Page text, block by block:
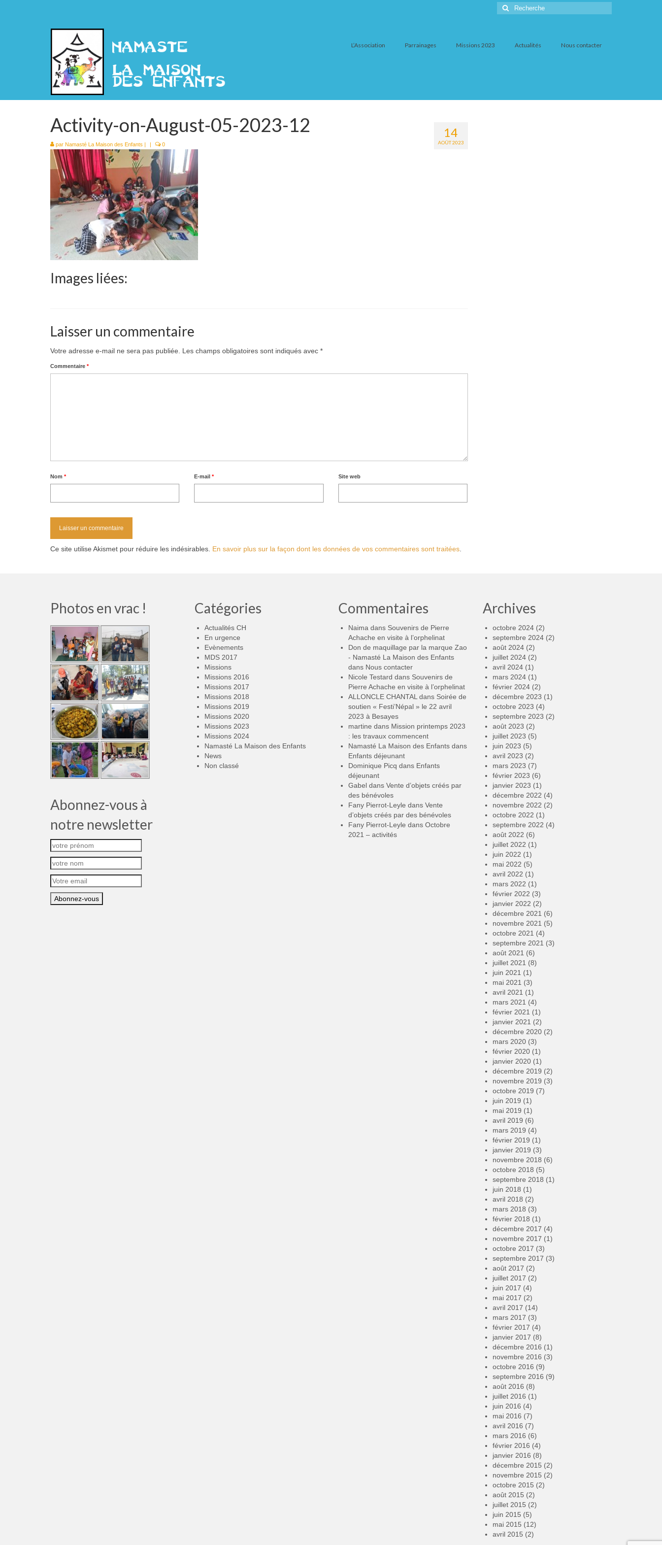
Rechercher
:
L’Association Parrainages Missions 2023 Actualités Nous contacter
14
AOÛT 2023
Activity-on-August-05-2023-12
par Namasté La Maison des Enfants | | 0
Images liées:
Laisser un commentaire
Votre adresse e-mail ne sera pas publiée. Les champs obligatoires sont indiqués avec *
Commentaire *
Nom * E-mail* Site web
Ce site utilise Akismet pour réduire les indésirables. En savoir plus sur la façon dont les données de vos commentaires sont traitées
Photos en vrac !
Abonnez-vous à
notre newsletter
Catégories
Actualités CH
En urgence
Evènements
MDS 2017
Missions
Missions 2016
Missions 2017
Missions 2018
Missions 2019
Missions 2020
Missions 2023
Missions 2024
Namasté La Maison des Enfants
News
Non classé
Commentaires
Naima dans Souvenirs de Pierre
Achache en visite à l’orphelinat
Don de maquillage par la marque Zao
- Namasté La Maison des Enfants
dans Nous contacter
Nicole Testard dans Souvenirs de
Pierre Achache en visite à l’orphelinat
ALLONCLE CHANTAL dans Soirée de
soutien « Festi’Népal » le 22 avril
2023 à Besayes
martine dans Mission printemps 2023
: les travaux commencent
Namasté La Maison des Enfants dans
Enfants déjeunant
Dominique Picq dans Enfants
déjeunant
Gabel dans Vente d’objets créés par
des bénévoles
Fany Pierrot-Leyle dans Vente
d’objets créés par des bénévoles
Fany Pierrot-Leyle dans Octobre
2021 – activités
Archives
octobre 2024(2)
septembre 2024(2)
août 2024(2)
juillet 2024(2)
avril 2024(1)
mars 2024(1)
février 2024(2)
décembre 2023 (1)
octobre 2023 (4)
septembre 2023 (2)
août 2023 (2)
juillet 2023 (5)
juin 2023 (5)
avril 2023 (2)
mars 2023 (7)
février 2023 (6)
janvier 2023 (1)
décembre 2022 (4)
novembre 2022 (2)
octobre 2022 (1)
septembre 2022 (4)
août 2022 (6)
juillet 2022 (1)
juin 2022 (1)
mai 2022 (5)
avril 2022 (1)
mars 2022 (1)
février 2022 (3)
janvier 2022 (2)
décembre 2021 (6)
novembre 2021 (5)
octobre 2021 (4)
septembre 2021 (3)
août 2021 (6)
juillet 2021 (8)
juin 2021 (1)
mai 2021 (3)
avril 2021 (1)
mars 2021 (4)
février 2021 (1)
janvier 2021 (2)
décembre 2020(2)
mars 2020(3)
février 2020(1)
janvier 2020(1)
décembre 2019 (2)
novembre 2019 (3)
octobre 2019 (7)
juin 2019 (1)
mai 2019 (1)
avril 2019 (6)
mars 2019 (4)
février 2019 (1)
janvier 2019 (3)
novembre 2018 (6)
octobre 2018 (5)
septembre 2018 (1)
juin 2018 (1)
avril 2018 (2)
mars 2018 (3)
février 2018 (1)
décembre 2017 (4)
novembre 2017 (1)
octobre 2017 (3)
septembre 2017 (3)
août 2017 (2)
juillet 2017 (2)
juin 2017 (4)
mai 2017 (2)
avril 2017 (14)
mars 2017 (3)
février 2017 (4)
janvier 2017 (8)
décembre 2016 (1)
novembre 2016 (3)
octobre 2016 (9)
septembre 2016 (9)
août 2016 (8)
juillet 2016 (1)
juin 2016 (4)
mai 2016 (7)
avril 2016 (7)
mars 2016 (6)
février 2016 (4)
janvier 2016 (8)
décembre 2015 (2)
novembre 2015 (2)
octobre 2015 (2)
août 2015 (2)
juillet 2015 (2)
juin 2015 (5)
mai 2015 (12)
avril 2015 (2)